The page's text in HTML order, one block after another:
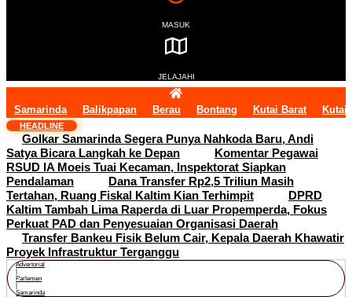
MASUK
JELAJAHI
Samarinda Balikpapan Berau Bontang Kutai Barat Kutai
HEADLINE
Golkar Samarinda Segera Punya Nahkoda Baru, Andi
Satya Bicara Langkah ke Depan
Komentar Pegawai
RSUD IA Moeis Tuai Kecaman, Inspektorat Siapkan
Pendalaman
Dana Transfer Rp2,5 Triliun Masih
Tertahan, Ruang Fiskal Kaltim Kian Terhimpit
DPRD
Kaltim Tambah Lima Raperda di Luar Propemperda, Fokus
Perkuat PAD dan Penyesuaian Organisasi Daerah
Transfer Bankeu Fisik Belum Cair, Kepala Daerah Khawatir
Proyek Infrastruktur Terganggu
Advertorial
Parlemen
Samarinda